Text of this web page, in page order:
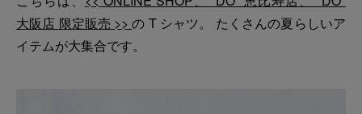
大阪店 限定販売 >>の T シャツ。 たくさんの夏らしいア
イテムが大集合です。